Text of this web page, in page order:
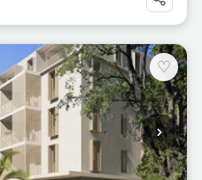
♡